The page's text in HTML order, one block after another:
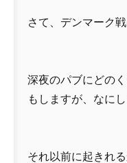
さて、デンマーク
深夜のパブにどの
もしますが、なに
それ以前に起きれ